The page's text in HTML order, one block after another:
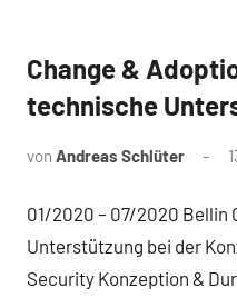
Referenz
Change &
technische
von Andreas Schlüter
01/2020 – 07/2020 Bellin
Unterstützung bei der
Security Konzeption &